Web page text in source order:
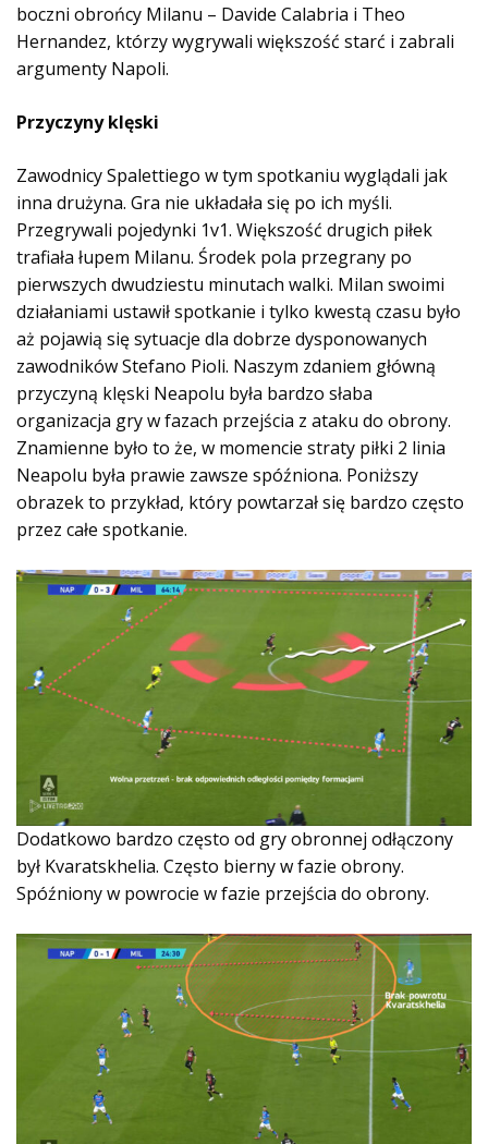
boczni obrońcy Milanu – Davide Calabria i Theo
Hernandez, którzy wygrywali większość starć i zabrali
argumenty Napoli.
Przyczyny klęski
Zawodnicy Spalettiego w tym spotkaniu wyglądali jak
inna drużyna. Gra nie układała się po ich myśli.
Przegrywali pojedynki 1v1. Większość drugich piłek
trafiała łupem Milanu. Środek pola przegrany po
pierwszych dwudziestu minutach walki. Milan swoimi
działaniami ustawił spotkanie i tylko kwestą czasu było
aż pojawią się sytuacje dla dobrze dysponowanych
zawodników Stefano Pioli. Naszym zdaniem główną
przyczyną klęski Neapolu była bardzo słaba
organizacja gry w fazach przejścia z ataku do obrony.
Znamienne było to że, w momencie straty piłki 2 linia
Neapolu była prawie zawsze spóźniona. Poniższy
obrazek to przykład, który powtarzał się bardzo często
przez całe spotkanie.
Dodatkowo bardzo często od gry obronnej odłączony
był Kvaratskhelia. Często bierny w fazie obrony.
Spóźniony w powrocie w fazie przejścia do obrony.